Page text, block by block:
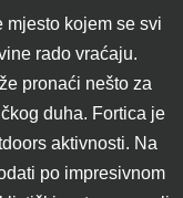
mjesto kojem se svi
rado vraćaju.
pronaći nešto za
duha. Fortica je
aktivnosti. Na
po impresivnom